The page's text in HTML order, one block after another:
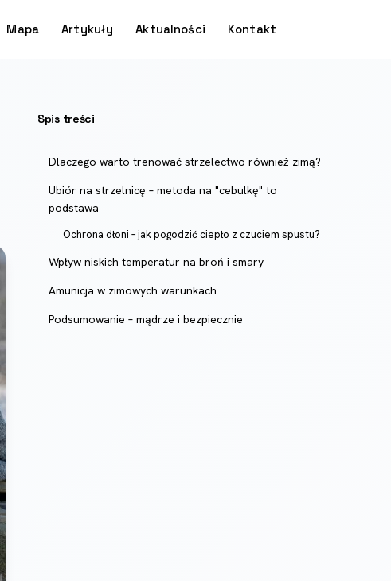
Mapa Artykuły Aktualności Kontakt
Spis treści
Dlaczego warto trenować strzelectwo również zimą?
Ubiór na strzelnicę – metoda na "cebulkę" to
podstawa
Ochrona dłoni – jak pogodzić ciepło z czuciem spustu?
Wpływ niskich temperatur na broń i smary
Amunicja w zimowych warunkach
Podsumowanie – mądrze i bezpiecznie